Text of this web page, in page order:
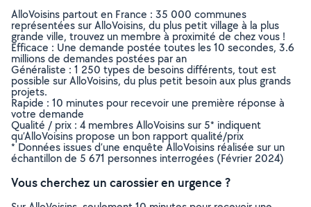
AlloVoisins partout en France : 35 000 communes
représentées sur AlloVoisins, du plus petit village à la plus
grande ville, trouvez un membre à proximité de chez vous !
Efficace : Une demande postée toutes les 10 secondes, 3.6
millions de demandes postées par an
Généraliste : 1 250 types de besoins différents, tout est
possible sur AlloVoisins, du plus petit besoin aux plus grands
projets.
Rapide : 10 minutes pour recevoir une première réponse à
votre demande
Qualité / prix : 4 membres AlloVoisins sur 5* indiquent
qu’AlloVoisins propose un bon rapport qualité/prix
* Données issues d’une enquête AlloVoisins réalisée sur un
échantillon de 5 671 personnes interrogées (Février 2024)
Vous cherchez un carossier en urgence ?